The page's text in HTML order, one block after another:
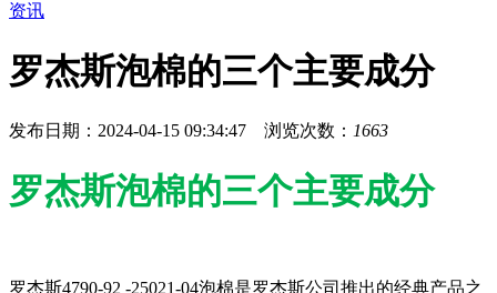
资讯
罗杰斯泡棉的三个主要成分
发布日期：2024-04-15 09:34:47 浏览次数： 1663
罗杰斯泡棉的三个主要成分
罗杰斯4790-92 -25021-04泡棉是罗杰斯公司推出的经典产品之